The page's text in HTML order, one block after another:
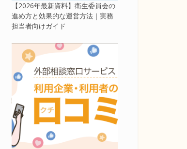
【2026年最新資料】衛生委員会の
進め方と効果的な運営方法｜実務
担当者向けガイド